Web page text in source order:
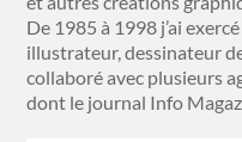
De 1985 à 1998 j’ai
illustrateur, dessinateur
collaboré avec plusieurs
dont le journal Info